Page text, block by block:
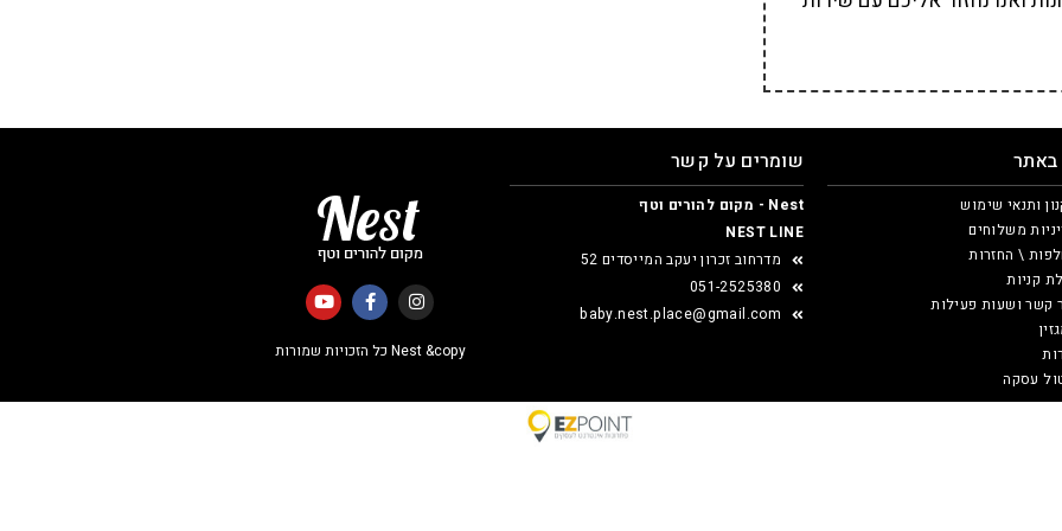
באתר
ותנאי שימוש
משלוחים
\ החזרות
קניות
קשר ושעות פעילות
עסקה
שומרים על קשר
Nest - מקום להורים וטף
NEST LINE
מדרחוב זכרון יעקב המייסדים 52
051-2525380
baby.nest.place@gmail.com
Nest &copy כל הזכויות שמורות